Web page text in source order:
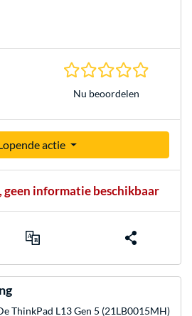
Nu beoordelen
actie
informatie beschikbaar
ThinkPad L13 Gen 5 (21LB0015MH)